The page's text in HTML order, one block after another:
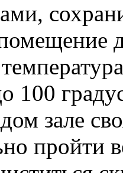
100
зале
пройти